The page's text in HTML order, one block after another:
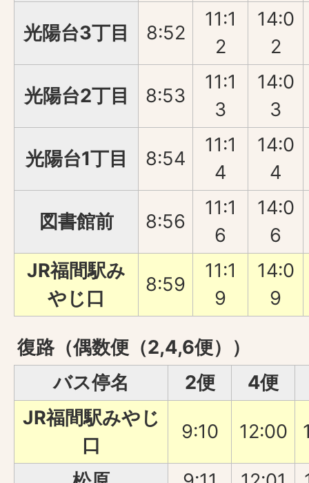
光陽台3丁目 8:52
11:1
2
14:0
2
光陽台2丁目 8:53
11:1
3
14:0
3
光陽台1丁目 8:54
11:1
4
14:0
4
図書館前 8:56
11:1
6
14:0
6
JR福間駅み
やじ口
8:59
11:1
9
14:0
9
復路（偶数便（2,4,6便））
バス停名
2便
4便
JR福間駅みやじ
口
9:10 12:00